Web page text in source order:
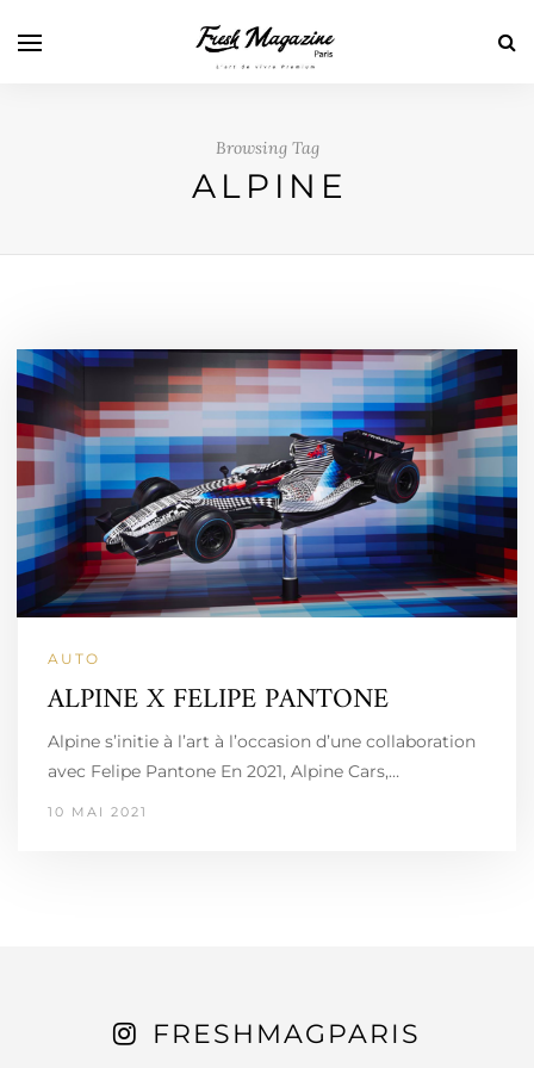
Browsing Tag
ALPINE
AUTO
ALPINE X FELIPE PANTONE
Alpine s’initie à l’art à l’occasion d’une collaboration
avec Felipe Pantone En 2021, Alpine Cars,…
10 MAI 2021
FRESHMAGPARIS